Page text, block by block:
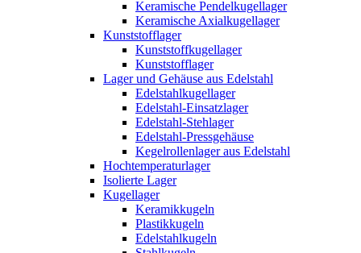
Keramische Pendelkugellager
Keramische Axialkugellager
Kunststofflager
Kunststoffkugellager
Kunststofflager
Lager und Gehäuse aus Edelstahl
Edelstahlkugellager
Edelstahl-Einsatzlager
Edelstahl-Stehlager
Edelstahl-Pressgehäuse
Kegelrollenlager aus Edelstahl
Hochtemperaturlager
Isolierte Lager
Kugellager
Keramikkugeln
Plastikkugeln
Edelstahlkugeln